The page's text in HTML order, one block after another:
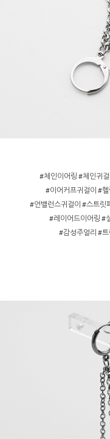
#체인이어링 #체인귀
#이어커프귀걸이 #
#언밸런스귀걸이 #스트릿
#레이어드이어링 #
#감성주얼리 #